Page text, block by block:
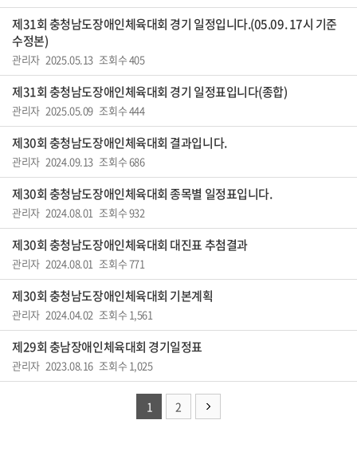
제31회 충청남도장애인체육대회 경기 일정입니다.(05.09. 17시 기준
수정본)
관리자 2025.05.13 조회수 405
제31회 충청남도장애인체육대회 경기 일정표입니다(종합)
관리자 2025.05.09 조회수 444
제30회 충청남도장애인체육대회 결과입니다.
관리자 2024.09.13 조회수 686
제30회 충청남도장애인체육대회 종목별 일정표입니다.
관리자 2024.08.01 조회수 932
제30회 충청남도장애인체육대회 대진표 추첨결과
관리자 2024.08.01 조회수 771
제30회 충청남도장애인체육대회 기본계획
관리자 2024.04.02 조회수 1,561
제29회 충남장애인체육대회 경기일정표
관리자 2023.08.16 조회수 1,025
1 2